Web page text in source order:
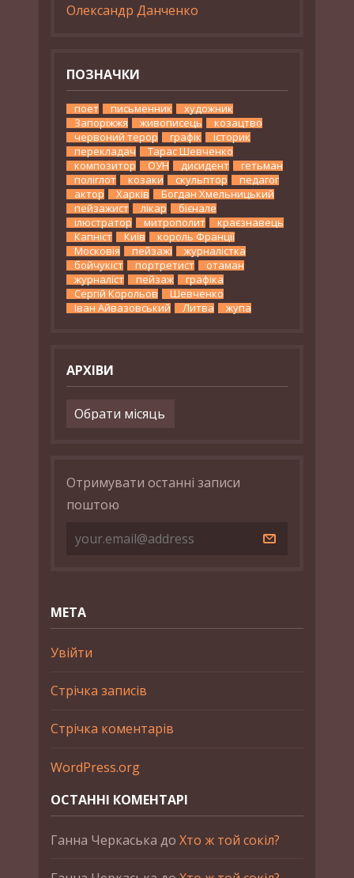
Олександр Данченко
ПОЗНАЧКИ
поет письменник
художник
Запоріжжя
живописець
козацтво
червоний терор
графік
історик
перекладач
Тарас Шевченко
композитор
ОУН дисидент
гетьман
поліглот
козаки скульптор
педагог
актор
Харків
Богдан Хмельницький
пейзажист
лікар
бієнале
ілюстратор
митрополит
краєзнавець
Капніст
Київ
король Франції
Московія
пейзажі
журналістка
бойчукіст
портретист
отаман
журналіст
пейзаж
графіка
Сергій Корольов
Шевченко
Іван Айвазовський
Литва жупа
АРХІВИ
Архіви
Отримувати останні записи
поштою
МЕТА
Увійти
Стрічка записів
Стрічка коментарів
WordPress.org
ОСТАННІ КОМЕНТАРІ
Ганна Черкаська до Хто ж той сокіл?